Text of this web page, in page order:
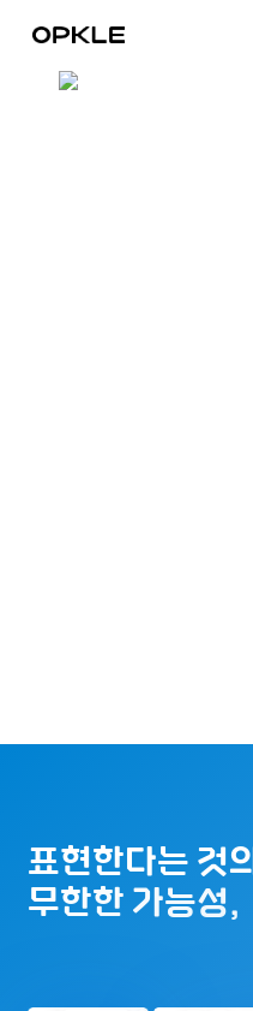
표현한다는 것의
무한한 가능성,